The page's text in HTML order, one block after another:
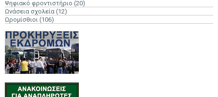
Ψηφιακό φροντιστήριο (20)
Ωνάσεια σχολεία (12)
Ωρομίσθιοι (106)